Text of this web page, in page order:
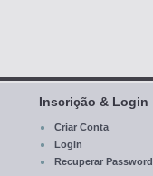
Inscrição & Login
Criar Conta
Login
Recuperar Password